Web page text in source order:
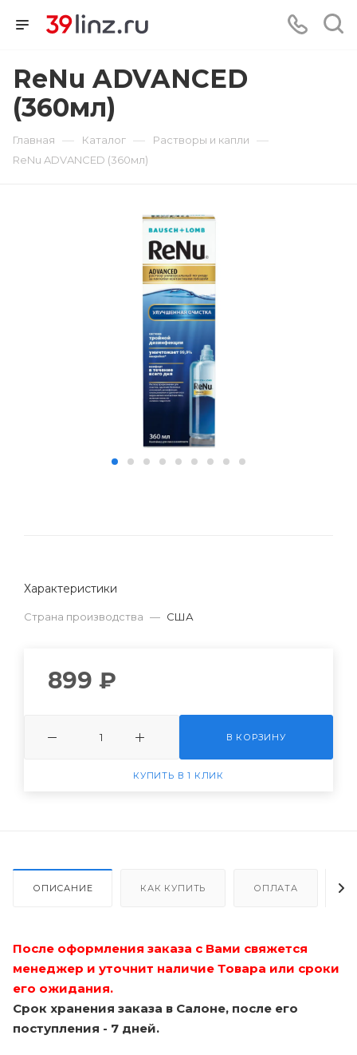
ReNu ADVANCED
(360мл)
Главная — Каталог — Растворы и капли —
ReNu ADVANCED (360мл)
Характеристики
Страна производства — США
899 ₽
В КОРЗИНУ
КУПИТЬ В 1 КЛИК
ОПИСАНИЕ КАК КУПИТЬ ОПЛАТА
После оформления заказа с Вами свяжется
менеджер и уточнит наличие Товара или сроки
его ожидания.
Срок хранения заказа в Салоне, после его
поступления - 7 дней.